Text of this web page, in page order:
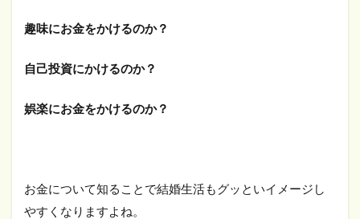
趣味にお金をかけるのか？
自己投資にかけるのか？
娯楽にお金をかけるのか？
お金について知ることで結婚生活もグッといイメージし
やすくなりますよね。